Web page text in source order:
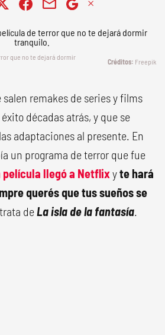
que no te dejará dormir
Freepik
remakes de series y films
décadas atrás, y que se
adaptaciones al presente. En
un programa de terror que fue
película llegó a Netflixyte hará
querés que tus sueños se
deLa isla de la fantasía.